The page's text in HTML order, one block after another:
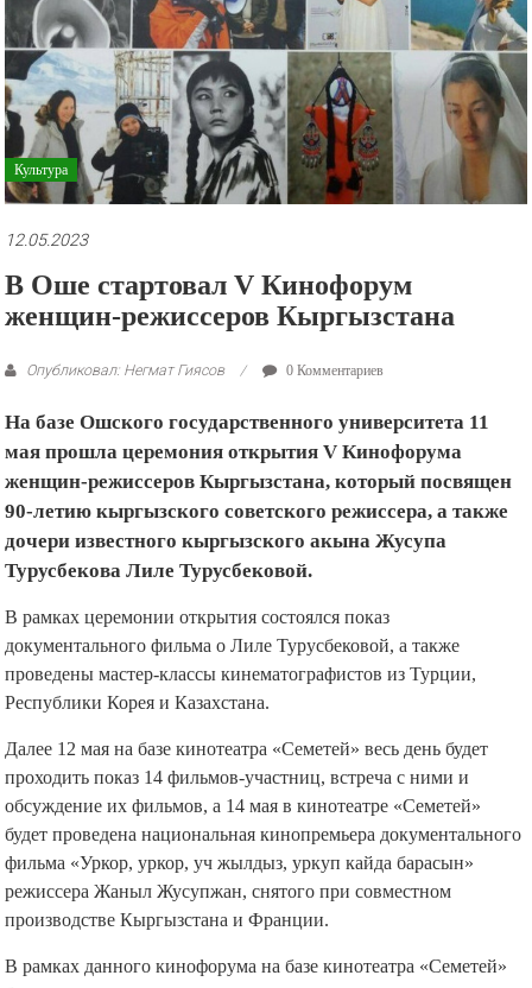
рекламные
ролики
и
презентации.
Культура
12.05.2023
В Оше стартовал V Кинофорум
женщин-режиссеров Кыргызстана
Опубликовал: Негмат Гиясов 0 Комментариев
На базе Ошского государственного университета 11
мая прошла церемония открытия V Кинофорума
женщин-режиссеров Кыргызстана, который посвящен
90-летию кыргызского советского режиссера, а также
дочери известного кыргызского акына Жусупа
Турусбекова Лиле Турусбековой.
В рамках церемонии открытия состоялся показ
документального фильма о Лиле Турусбековой, а также
проведены мастер-классы кинематографистов из Турции,
Республики Корея и Казахстана.
Далее 12 мая на базе кинотеатра «Семетей» весь день будет
проходить показ 14 фильмов-участниц, встреча с ними и
обсуждение их фильмов, а 14 мая в кинотеатре «Семетей»
будет проведена национальная кинопремьера документального
фильма «Уркор, уркор, уч жылдыз, уркуп кайда барасын»
режиссера Жаныл Жусупжан, снятого при совместном
производстве Кыргызстана и Франции.
В рамках данного кинофорума на базе кинотеатра «Семетей»